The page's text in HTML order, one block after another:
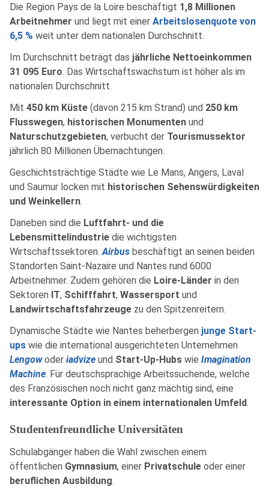
Die Region Pays de la Loire beschäftigt 1,8 Millionen
Arbeitnehmer und liegt mit einer Arbeitslosenquote von
6,5 % weit unter dem nationalen Durchschnitt.
Im Durchschnitt beträgt das jährliche Nettoeinkommen
31 095 Euro. Das Wirtschaftswachstum ist höher als im
nationalen Durchschnitt.
Mit 450 km Küste (davon 215 km Strand) und 250 km
Flusswegen, historischen Monumenten und
Naturschutzgebieten, verbucht der Tourismussektor
jährlich 80 Millionen Übernachtungen.
Geschichtsträchtige Städte wie Le Mans, Angers, Laval
und Saumur locken mit historischen Sehenswürdigkeiten
und Weinkellern.
Daneben sind die Luftfahrt- und die
Lebensmittelindustrie die wichtigsten
Wirtschaftssektoren. Airbus beschäftigt an seinen beiden
Standorten Saint-Nazaire und Nantes rund 6000
Arbeitnehmer. Zudem gehören die Loire-Länder in den
Sektoren IT, Schifffahrt, Wassersport und
Landwirtschaftsfahrzeuge zu den Spitzenreitern.
Dynamische Städte wie Nantes beherbergen junge Start-
ups wie die international ausgerichteten Unternehmen
Lengowoder iadvize und Start-Up-Hubs wie Imagination
Machine. Für deutschsprachige Arbeitssuchende, welche
des Französischen noch nicht ganz mächtig sind, eine
interessante Option in einem internationalen Umfeld.
Studentenfreundliche Universitäten
Schulabgänger haben die Wahl zwischen einem
öffentlichen Gymnasium, einer Privatschule oder einer
beruflichen Ausbildung.